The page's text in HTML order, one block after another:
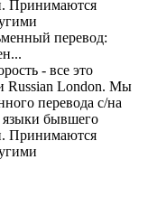
Принимаются
перевод:
- все это
Russian London. Мы
перевода с/на
языки бывшего
Принимаются